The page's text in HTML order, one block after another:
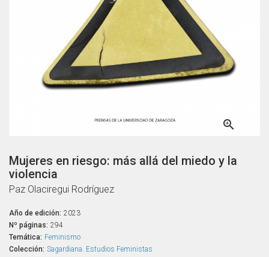

Mujeres en riesgo: más allá del miedo y la
violencia
Paz Olaciregui Rodríguez
Año de edición: 2023
Nº páginas: 294
Temática: Feminismo
Colección: Sagardiana. Estudios Feministas